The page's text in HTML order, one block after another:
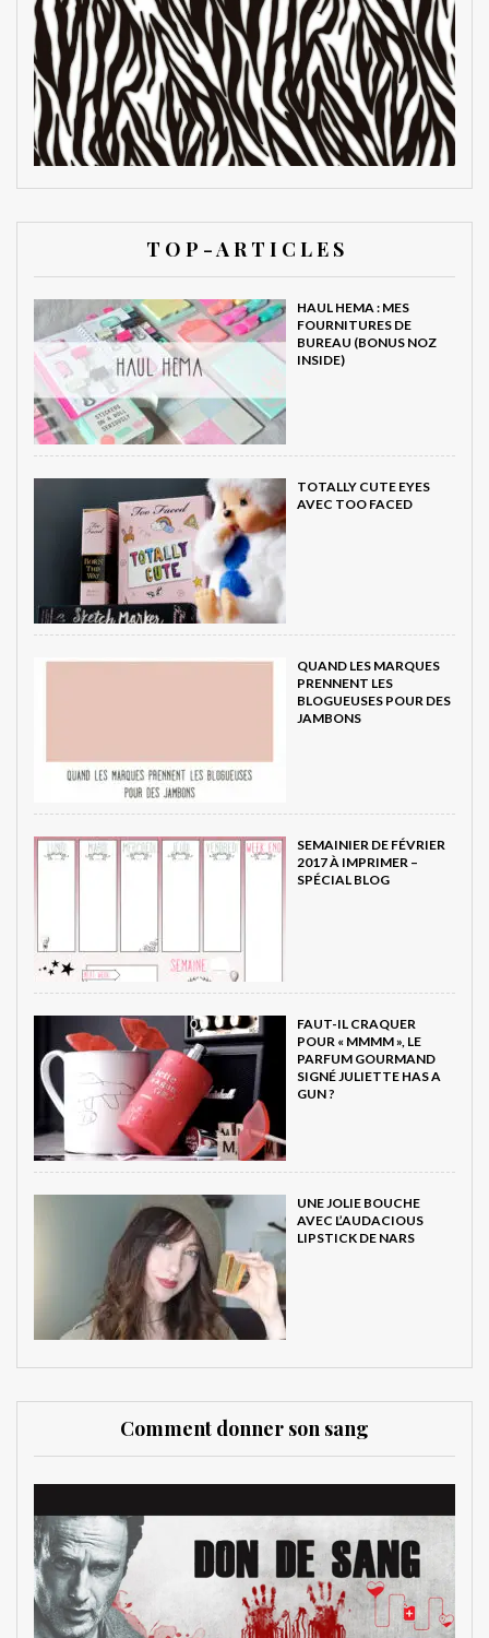
T O P - A R T I C L E S
HAUL HEMA : MES
FOURNITURES DE
BUREAU (BONUS NOZ
INSIDE)
TOTALLY CUTE EYES
AVEC TOO FACED
QUAND LES MARQUES
PRENNENT LES
BLOGUEUSES POUR DES
JAMBONS
SEMAINIER DE FÉVRIER
2017 À IMPRIMER –
SPÉCIAL BLOG
FAUT-IL CRAQUER
POUR « MMMM », LE
PARFUM GOURMAND
SIGNÉ JULIETTE HAS A
GUN ?
UNE JOLIE BOUCHE
AVEC L’AUDACIOUS
LIPSTICK DE NARS
Comment donner son sang